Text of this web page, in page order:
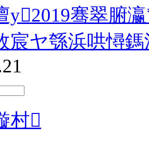
у2019骞翠腑
宸ヤ綔浜哄憳鎷
村